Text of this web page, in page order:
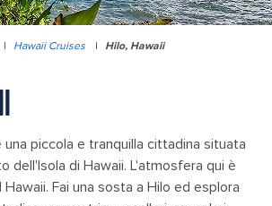
| Hawaii Cruises | Hilo, Hawaii
una piccola e tranquilla cittadina situata
dell'Isola di Hawaii. L'atmosfera qui è
Fai una sosta a Hilo ed esplora